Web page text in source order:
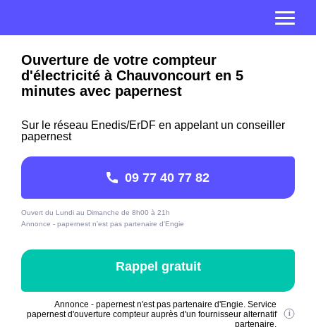
Ouverture de votre compteur
d'électricité à Chauvoncourt en 5
minutes avec papernest
Sur le réseau Enedis/ErDF en appelant un conseiller
papernest
09 77 40 77 82
Ouvert du Lundi au Dimanche de 8h00 à 21h
Annonce - papernest n'est pas partenaire d'Engie
Rappel gratuit
Annonce - papernest n'est pas partenaire d'Engie. Service
papernest d'ouverture compteur auprès d'un fournisseur alternatif
partenaire.